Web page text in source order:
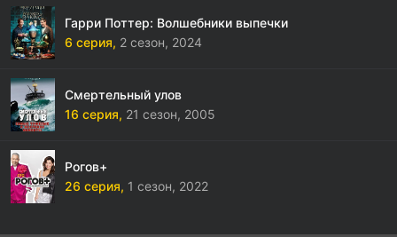
Гарри Поттер: Волшебники выпечки
6 серия, 2 сезон, 2024
Смертельный улов
16 серия, 21 сезон, 2005
Рогов+
26 серия, 1 сезон, 2022